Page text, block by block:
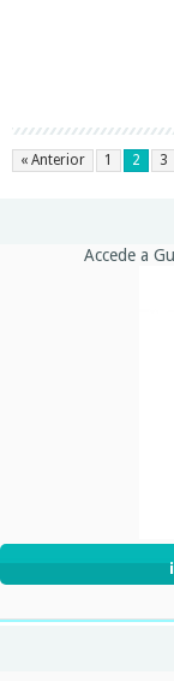
« Anterior 1 2 3
Accede a